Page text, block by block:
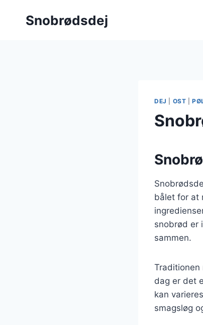
Snobrødsdej
DEJ OST |
bålet for at
snobrød er
sammen.
dag er det
kan
smagsløg